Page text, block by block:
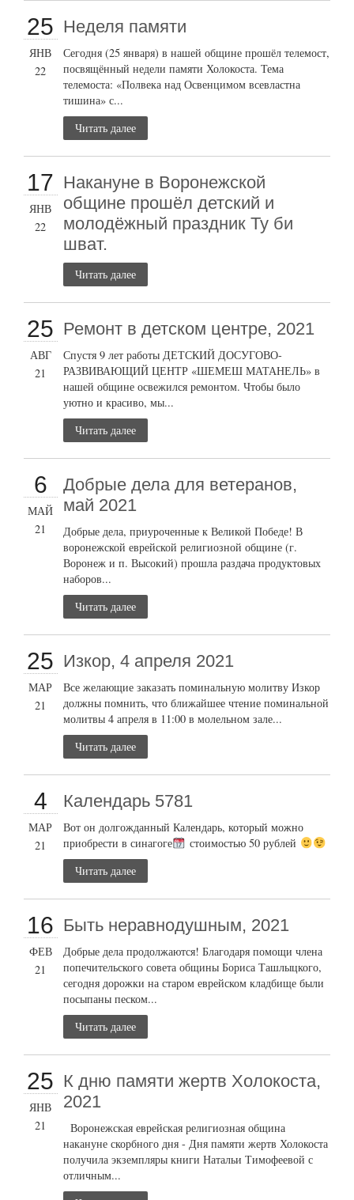
25
ЯНВ
22
Неделя памяти
Сегодня (25 января) в нашей общине прошёл телемост,
посвящённый недели памяти Холокоста. Тема
телемоста: «Полвека над Освенцимом всевластна
тишина» с...
Читать далее
17
ЯНВ
22
Накануне в Воронежской
общине прошёл детский и
молодёжный праздник Ту би
шват.
Читать далее
25
АВГ
21
Ремонт в детском центре, 2021
Спустя 9 лет работы ДЕТСКИЙ ДОСУГОВО-
РАЗВИВАЮЩИЙ ЦЕНТР «ШЕМЕШ МАТАНЕЛЬ» в
нашей общине освежился ремонтом. Чтобы было
уютно и красиво, мы...
Читать далее
6
МАЙ
21
Добрые дела для ветеранов,
май 2021
Добрые дела, приуроченные к Великой Победе! В
воронежской еврейской религиозной общине (г.
Воронеж и п. Высокий) прошла раздача продуктовых
наборов...
Читать далее
25
МАР
21
Изкор, 4 апреля 2021
Все желающие заказать поминальную молитву Изкор
должны помнить, что ближайшее чтение поминальной
молитвы 4 апреля в 11:00 в молельном зале...
Читать далее
4
МАР
21
Календарь 5781
Вот он долгожданный Календарь, который можно
приобрести в синагоге
стоимостью 50 рублей
Читать далее
16
ФЕВ
21
Быть неравнодушным, 2021
Добрые дела продолжаются! Благодаря помощи члена
попечительского совета общины Бориса Ташлыцкого,
сегодня дорожки на старом еврейском кладбище были
посыпаны песком...
Читать далее
25
ЯНВ
21
К дню памяти жертв Холокоста,
2021
Воронежская еврейская религиозная община
накануне скорбного дня - Дня памяти жертв Холокоста
получила экземпляры книги Натальи Тимофеевой с
отличным...